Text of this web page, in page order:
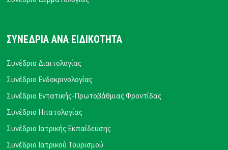
ΣΥΝΕΔΡΙΑ ΑΝΑ ΕΙΔΙΚΟΤΗΤΑ
Συνέδριο Διαιτολογίας
Συνέδριο Ενδοκρινολογίας
Συνέδριο Εντατικής-Πρωτοβάθμιας Φροντίδας
Συνέδριο Ηπατολογίας
Συνέδριο Ιατρικής Εκπαίδευσης
Συνέδριο Ιατρικού Τουρισμού